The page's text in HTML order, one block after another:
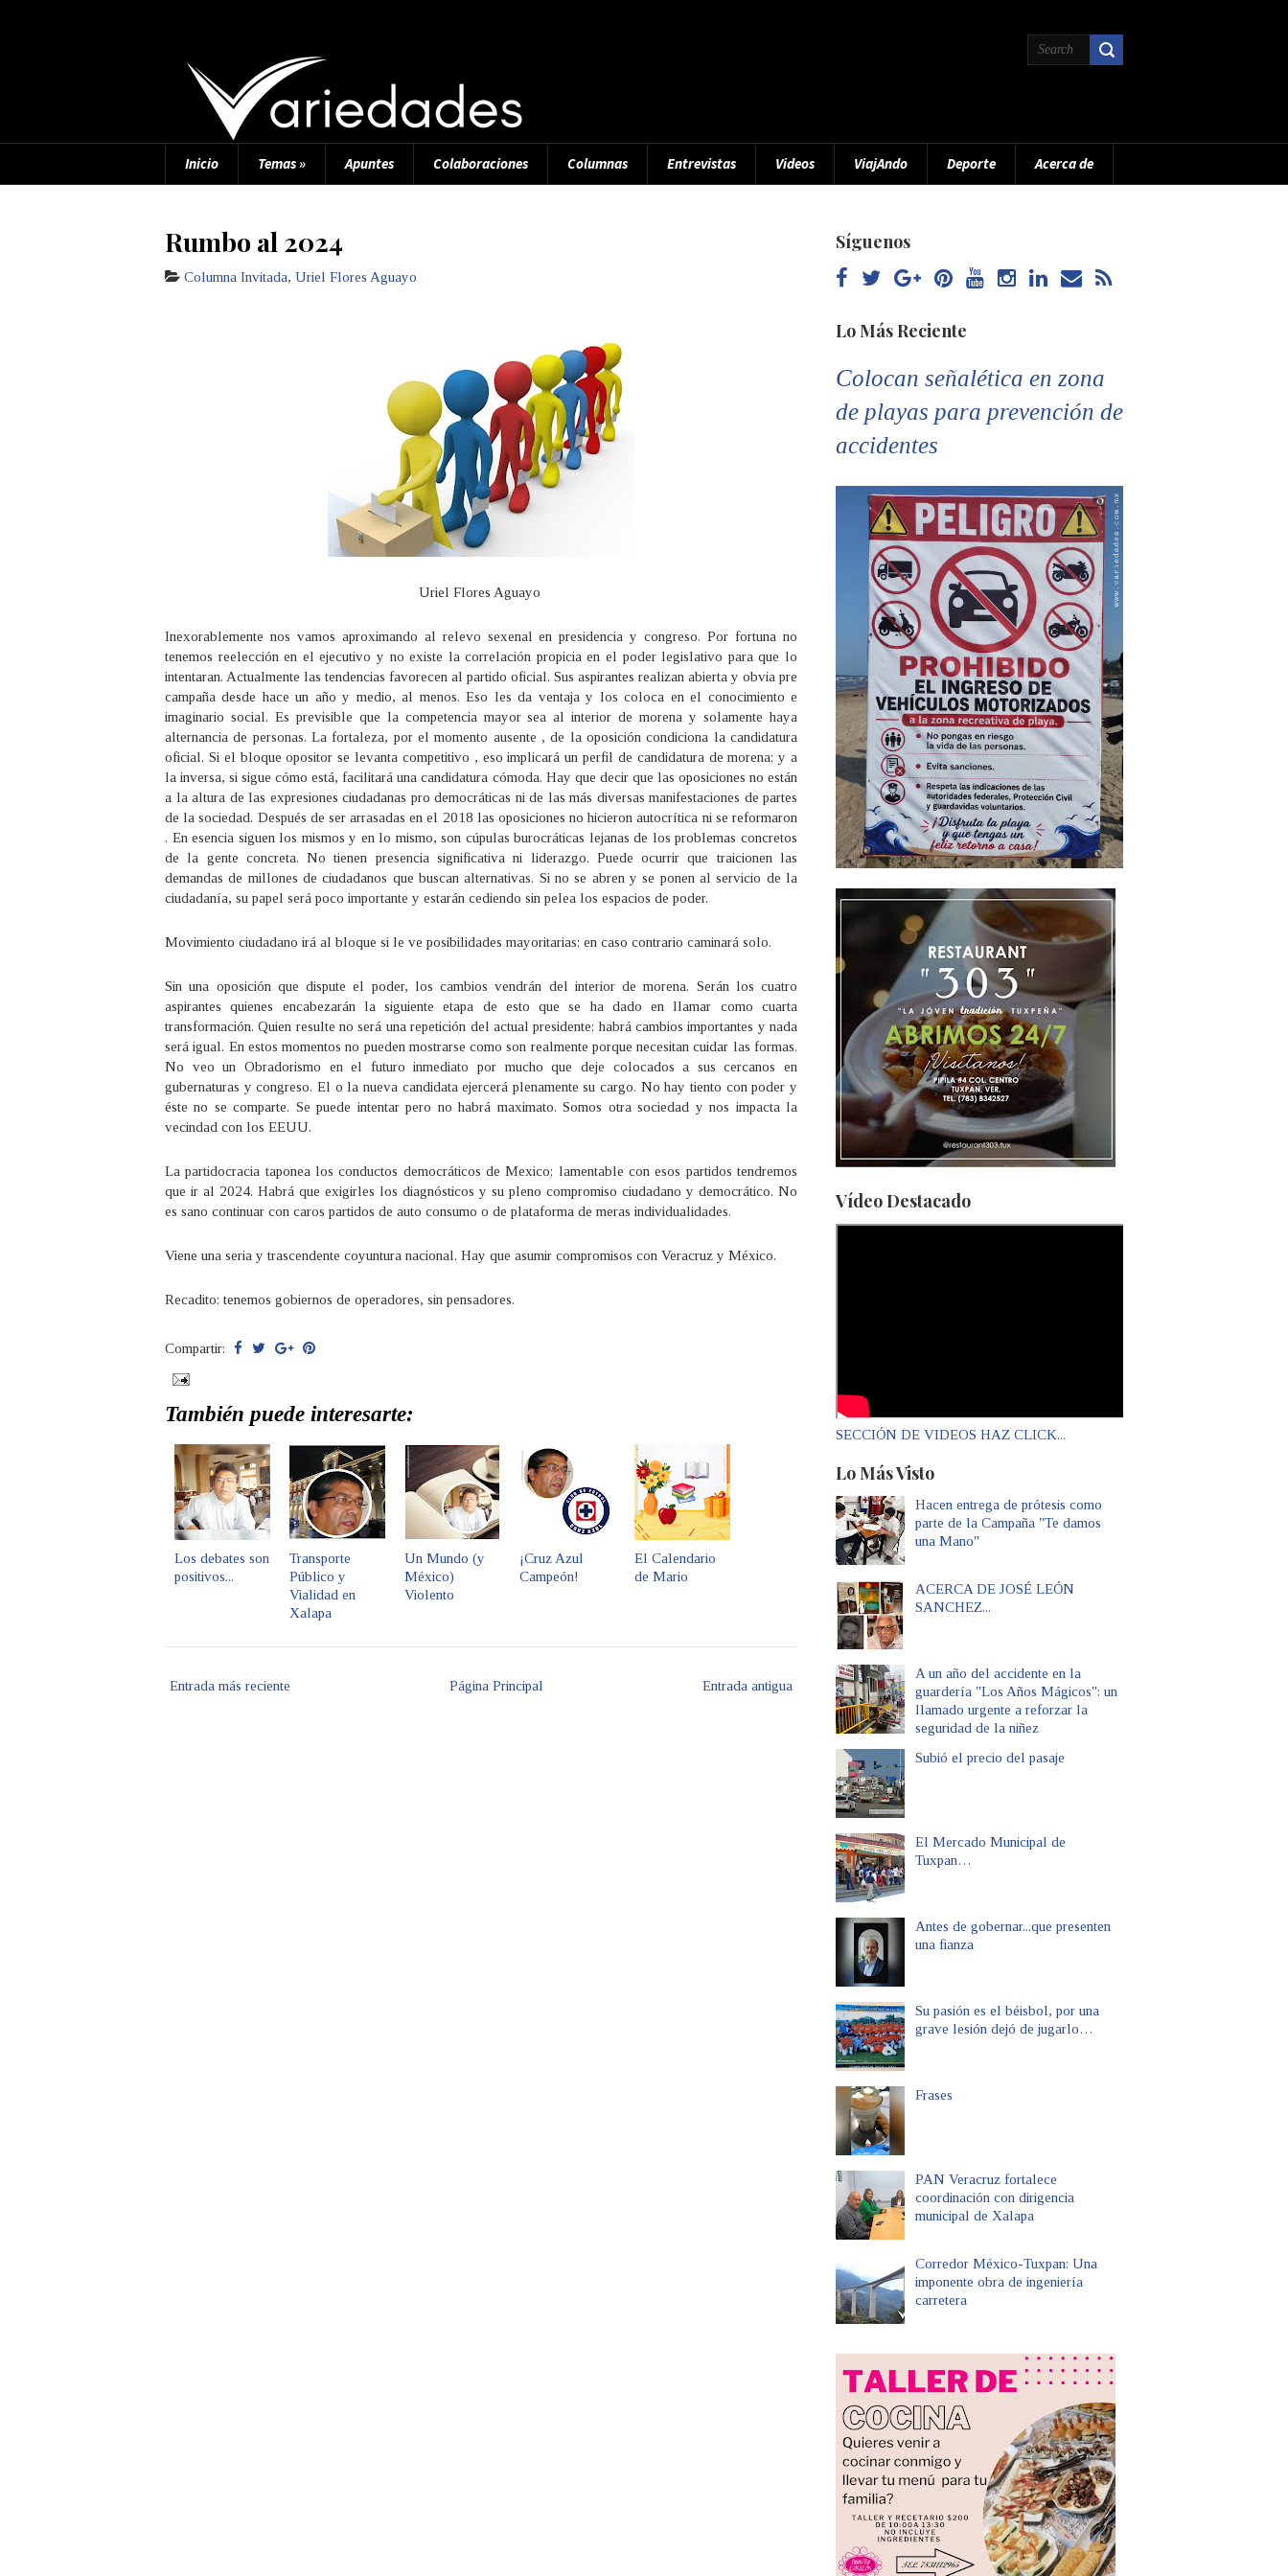
Inicio Temas» Apuntes Colaboraciones Columnas Entrevistas Videos ViajAndo Deporte Acerca de
Rumbo al 2024
Columna Invitada, Uriel Flores Aguayo
Uriel Flores Aguayo
Inexorablemente nos vamos aproximando al relevo sexenal en presidencia y congreso. Por fortuna no
tenemos reelección en el ejecutivo y no existe la correlación propicia en el poder legislativo para que lo
intentaran. Actualmente las tendencias favorecen al partido oficial. Sus aspirantes realizan abierta y obvia pre
campaña desde hace un año y medio, al menos. Eso les da ventaja y los coloca en el conocimiento e
imaginario social. Es previsible que la competencia mayor sea al interior de morena y solamente haya
alternancia de personas. La fortaleza, por el momento ausente , de la oposición condiciona la candidatura
oficial. Si el bloque opositor se levanta competitivo , eso implicará un perfil de candidatura de morena; y a
la inversa, si sigue cómo está, facilitará una candidatura cómoda. Hay que decir que las oposiciones no están
a la altura de las expresiones ciudadanas pro democráticas ni de las más diversas manifestaciones de partes
de la sociedad. Después de ser arrasadas en el 2018 las oposiciones no hicieron autocrítica ni se reformaron
. En esencia siguen los mismos y en lo mismo, son cúpulas burocráticas lejanas de los problemas concretos
de la gente concreta. No tienen presencia significativa ni liderazgo. Puede ocurrir que traicionen las
demandas de millones de ciudadanos que buscan alternativas. Si no se abren y se ponen al servicio de la
ciudadanía, su papel será poco importante y estarán cediendo sin pelea los espacios de poder.
Movimiento ciudadano irá al bloque si le ve posibilidades mayoritarias; en caso contrario caminará solo.
Sin una oposición que dispute el poder, los cambios vendrán del interior de morena. Serán los cuatro
aspirantes quienes encabezarán la siguiente etapa de esto que se ha dado en llamar como cuarta
transformación. Quien resulte no será una repetición del actual presidente; habrá cambios importantes y nada
será igual. En estos momentos no pueden mostrarse como son realmente porque necesitan cuidar las formas.
No veo un Obradorismo en el futuro inmediato por mucho que deje colocados a sus cercanos en
gubernaturas y congreso. El o la nueva candidata ejercerá plenamente su cargo. No hay tiento con poder y
éste no se comparte. Se puede intentar pero no habrá maximato. Somos otra sociedad y nos impacta la
vecindad con los EEUU.
La partidocracia taponea los conductos democráticos de Mexico; lamentable con esos partidos tendremos
que ir al 2024. Habrá que exigirles los diagnósticos y su pleno compromiso ciudadano y democrático. No
es sano continuar con caros partidos de auto consumo o de plataforma de meras individualidades.
Viene una seria y trascendente coyuntura nacional. Hay que asumir compromisos con Veracruz y México.
Recadito: tenemos gobiernos de operadores, sin pensadores.
Compartir:
También puede interesarte:
Los debates son
positivos...
Transporte
Público y
Vialidad en
Xalapa
Un Mundo (y
México)
Violento
¡Cruz Azul
Campeón!
El Calendario
de Mario
Entrada más reciente Entrada antigua
Página Principal
Síguenos
Lo Más Reciente
Colocan señalética en zona
de playas para prevención de
accidentes
Vídeo Destacado
SECCIÓN DE VIDEOS HAZ CLICK...
Lo Más Visto
Hacen entrega de prótesis como
parte de la Campaña "Te damos
una Mano"
ACERCA DE JOSÉ LEÓN
SANCHEZ...
A un año del accidente en la
guardería "Los Años Mágicos": un
llamado urgente a reforzar la
seguridad de la niñez
Subió el precio del pasaje
El Mercado Municipal de
Tuxpan…
Antes de gobernar...que presenten
una fianza
Su pasión es el béisbol, por una
grave lesión dejó de jugarlo…
Frases
PAN Veracruz fortalece
coordinación con dirigencia
municipal de Xalapa
Corredor México-Tuxpan: Una
imponente obra de ingeniería
carretera